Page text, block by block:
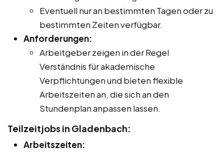
Eventuell nur an bestimmten Tagen oder zu
bestimmten Zeiten verfügbar.
Anforderungen:
Arbeitgeber zeigen in der Regel
Verständnis für akademische
Verpflichtungen und bieten flexible
Arbeitszeiten an, die sich an den
Stundenplan anpassen lassen.
Teilzeitjobs in Gladenbach:
Arbeitszeiten: